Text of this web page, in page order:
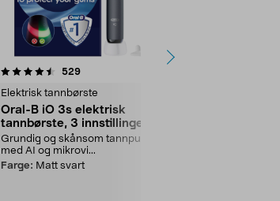
529anmeldelser
Elektrisk tannbørste
Oral-B iO 3s elektrisk
tannbørste, 3 innstillinger
Grundig og skånsom tannpuss
med AI og mikrovi...
Farge: Matt svart
4.5 av 5 stjerner